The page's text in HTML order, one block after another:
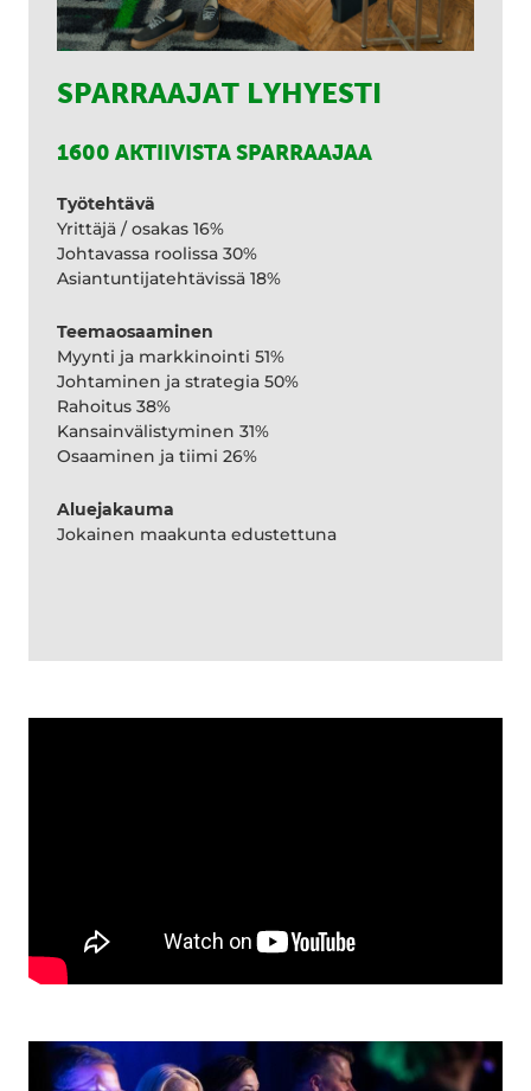
SPARRAAJAT LYHYESTI
1600 AKTIIVISTA SPARRAAJAA
Työtehtävä
Yrittäjä / osakas 16%
Johtavassa roolissa 30%
Asiantuntijatehtävissä 18%
Teemaosaaminen
Myynti ja markkinointi 51%
Johtaminen ja strategia 50%
Rahoitus 38%
Kansainvälistyminen 31%
Osaaminen ja tiimi 26%
Aluejakauma
Jokainen maakunta edustettuna